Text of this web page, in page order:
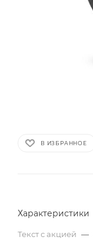
В ИЗБРАННОЕ
Характеристики
Текст с акцией —